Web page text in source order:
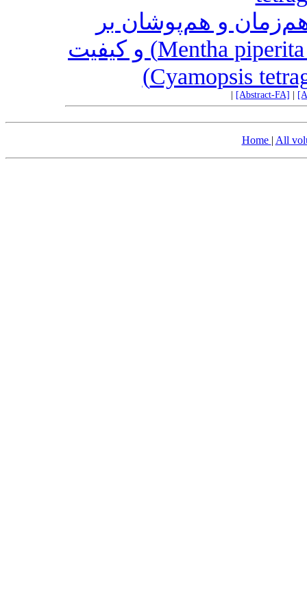
و هم‌پوشان بر
عملکرد اسانس نعناع فلفلی (.Mentha piperita L) و کیفیت
[Abstract-FA]
Home | All